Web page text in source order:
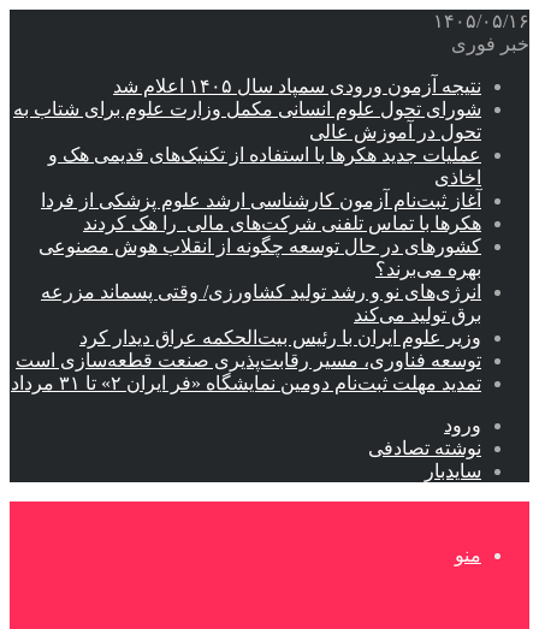
۱۴۰۵/۰۵/۱۶
خبر فوری
نتیجه آزمون ورودی سمپاد سال ۱۴۰۵ اعلام شد
شورای تحول علوم انسانی مکمل وزارت علوم برای شتاب به
تحول در آموزش عالی
عملیات جدید هکرها با استفاده از تکنیک‌های قدیمی هک و
اخاذی
آغاز ثبت‌نام‌ آزمون کارشناسی ارشد علوم پزشکی از فردا
هکرها با تماس تلفنی شرکت‌های مالی را هک کردند
کشورهای در حال توسعه چگونه از انقلاب هوش مصنوعی
بهره می‌برند؟
انرژی‌های نو و رشد تولید کشاورزی/ وقتی پسماند مزرعه‌
برق تولید می‌کند
وزیر علوم ایران با رئیس بیت‌الحکمه عراق دیدار کرد
توسعه فناوری، مسیر رقابت‌پذیری صنعت قطعه‌سازی است
تمدید مهلت ثبت‌نام دومین نمایشگاه «فر ایران ۲» تا ۳۱ مرداد
ورود
نوشته تصادفی
سایدبار
منو